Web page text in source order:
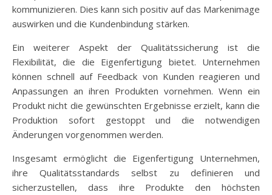
kommunizieren. Dies kann sich positiv auf das Markenimage
auswirken und die Kundenbindung stärken.
Ein weiterer Aspekt der Qualitätssicherung ist die
Flexibilität, die die Eigenfertigung bietet. Unternehmen
können schnell auf Feedback von Kunden reagieren und
Anpassungen an ihren Produkten vornehmen. Wenn ein
Produkt nicht die gewünschten Ergebnisse erzielt, kann die
Produktion sofort gestoppt und die notwendigen
Änderungen vorgenommen werden.
Insgesamt ermöglicht die Eigenfertigung Unternehmen,
ihre Qualitätsstandards selbst zu definieren und
sicherzustellen, dass ihre Produkte den höchsten